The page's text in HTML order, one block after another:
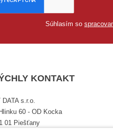
Súhlasím so
KONTAKT
DATA s.r.o.
60 - OD Kocka
01 Piešťany